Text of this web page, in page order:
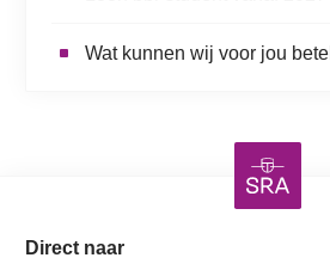
Wat kunnen wij voor jou
Direct naar